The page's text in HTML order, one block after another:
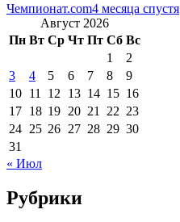
Чемпионат.com4 месяца спустя
Август 2026
Пн Вт Ср Чт Пт Сб Вс
1
2
3
4 5 6 7 8
9
10 11 12 13 14 15 16
17 18 19 20 21 22 23
24 25 26 27 28 29 30
31
« Июл
Рубрики